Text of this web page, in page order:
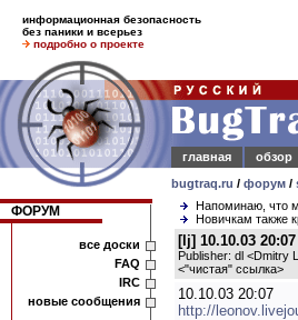
информационная безопасность
без паники и всерьез
подробно о проекте
главная
обзор
bugtraq.ru / форум /
ФОРУМ
все доски
FAQ
IRC
новые сообщения
Напоминаю, что
Новичкам также
[lj] 10.10.03 20:07
Publisher: dl <Dmitry
<"чистая" ссылка>
10.10.03 20:07
http://